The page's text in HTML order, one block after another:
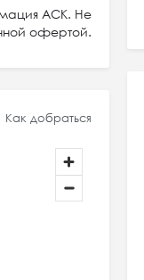
АСК. Не
офертой.
Как добраться